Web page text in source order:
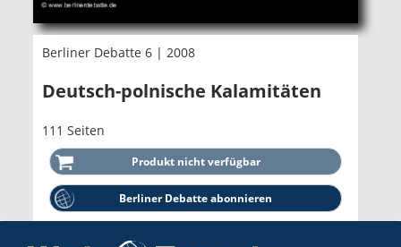
Berliner Debatte 6 | 2008
Deutsch-polnische Kalamitäten
111 Seiten
Berliner Debatte abonnieren